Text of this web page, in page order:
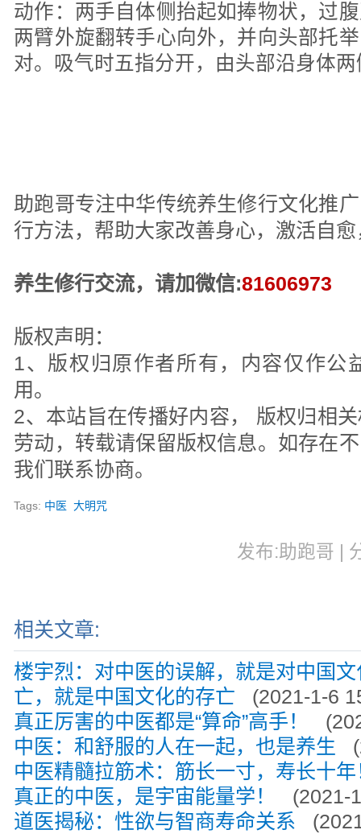
动作：两手自体侧抬起如捧物状，过
两臂外旋翻转手心向外，并向头部托
对。吸气时五指分开，由头部沿身体
助跑哥专注中华传统养生修行文化推
行方法，帮助大家改善身心，激活自
养生修行交流，请加微信:81606973
版权声明：
1、版权归原作者所有，内容仅作公
用。
2、本站旨在传播好内容， 版权归相
劳动，转载请保留版权信息。如存在
我们联系协商。
Tags: 中医 大明咒
发布:助跑哥 |
相关文章:
楼宇烈：对中医的误解，就是对中国
亡，就是中国文化的存亡
(2021-1-6
真正厉害的中医都是“算命”高手！
中医：和舒服的人在一起，也是养生
中医精髓拉筋术：筋长一寸，寿长十
真正的中医，是宇宙能量学！
(2021-
道医揭秘：性欲与智商寿命关系